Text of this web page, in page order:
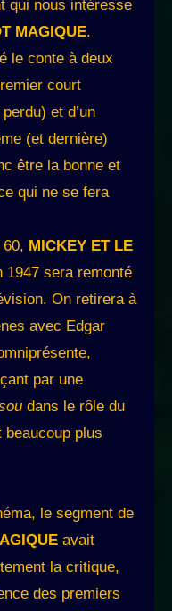
qui nous intéresse
MAGIQUE.
le conte à deux
court
et d’un
(et dernière)
être la bonne et
qui ne se fera
MICKEY ET LE
1947 sera remonté
On retirera à
avec Edgar
par une
dans le rôle du
beaucoup plus
le segment de
avait
la critique,
des premiers